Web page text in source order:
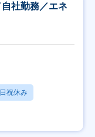
社勤務／エネ
祝休み